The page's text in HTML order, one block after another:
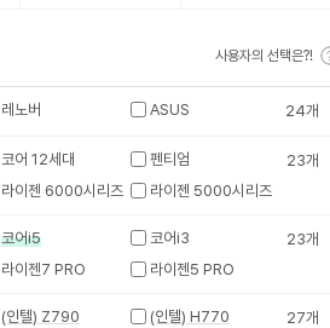
사용자의 선택은?!
레노버 ASUS 24개
코어 12세대
펜티엄
라이젠 6000시리즈 라이젠 5000시리즈
23개
코어i5
코어i3
라이젠7 PRO 라이젠5 PRO
23개
(인텔) Z790 (인텔) H770 27개